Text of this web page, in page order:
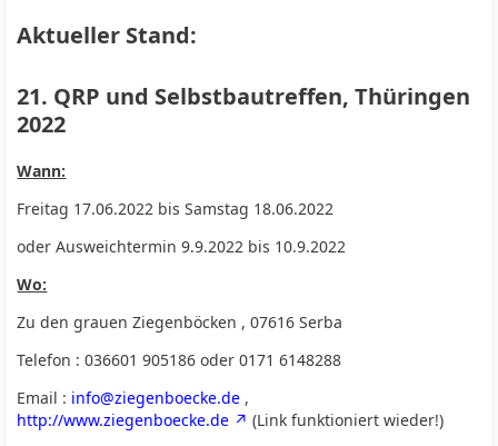
Aktueller Stand:
21. QRP und Selbstbautreffen, Thüringen
2022
Wann:
Freitag 17.06.2022 bis Samstag 18.06.2022
oder Ausweichtermin 9.9.2022 bis 10.9.2022
Wo:
Zu den grauen Ziegenböcken , 07616 Serba
Telefon : 036601 905186 oder 0171 6148288
Email : info@ziegenboecke.de ,
http://www.ziegenboecke.de
(Link funktioniert wieder!)